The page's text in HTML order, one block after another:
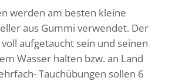
werden am besten kleine
aus Gummi verwendet. Der
aufgetaucht sein und seinen
Wasser halten bzw. an Land
Tauchübungen sollen 6